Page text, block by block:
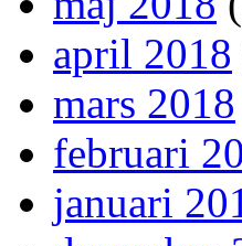
april 2018
mars 2018
februari
januari